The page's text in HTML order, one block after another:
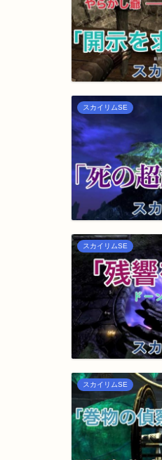
スカイリムSE
スカイリムSE
スカイリムSE